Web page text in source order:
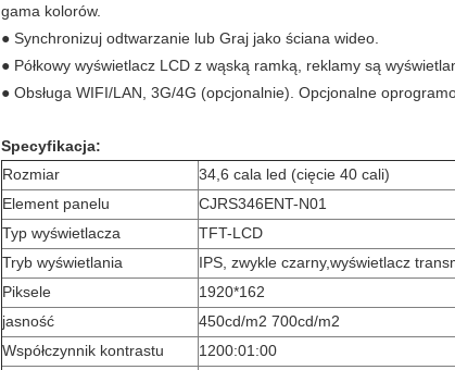
gama kolorów.
● Synchronizuj odtwarzanie lub Graj jako ściana wideo.
● Półkowy wyświetlacz LCD z wąską ramką, reklamy są
● Obsługa WIFI/LAN, 3G/4G (opcjonalnie). Opcjonalne
Specyfikacja:
Rozmiar
34,6 cala led (cięcie 40 cali)
Element panelu
CJRS346ENT-N01
Typ wyświetlacza
TFT-LCD
Tryb wyświetlania
IPS, zwykle czarny,wyświetlacz
Piksele
1920*162
jasność
450cd/m2 700cd/m2
Współczynnik kontrastu
1200:01:00